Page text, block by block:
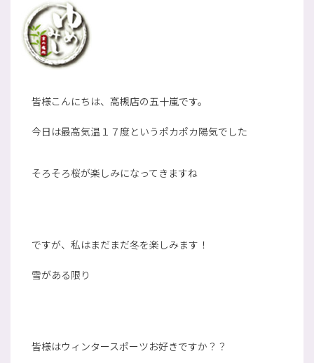
皆様こんにちは、高槻店の五十嵐です。
今日は最高気温１７度というポカポカ陽気でした
そろそろ桜が楽しみになってきますね
ですが、私はまだまだ冬を楽しみます！
雪がある限り
皆様はウィンタースポーツお好きですか？？